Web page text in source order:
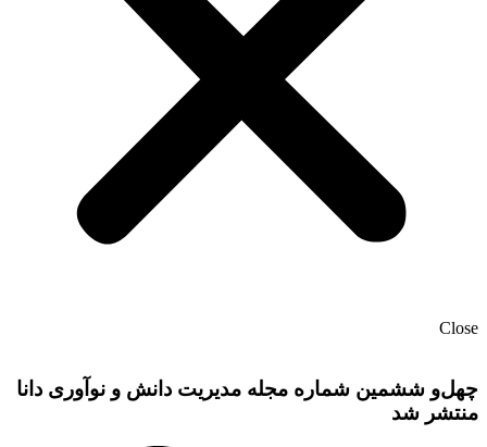
Close
چهل‌و ششمین شماره مجله مدیریت دانش و نوآوری دانا
منتشر شد